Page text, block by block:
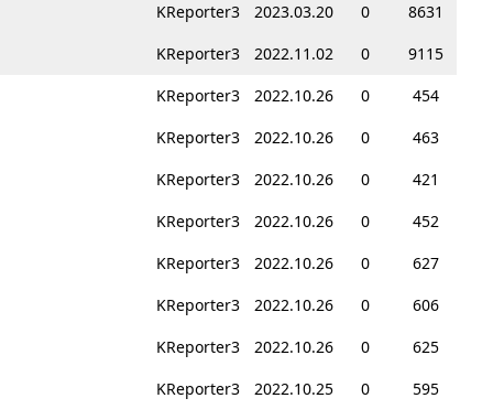
KReporter3 2023.03.20 0
8631
KReporter3
2022.11.02 0
9115
KReporter3
2022.10.26 0
454
KReporter3
2022.10.26 0
463
KReporter3
2022.10.26 0
421
KReporter3
2022.10.26 0
452
KReporter3
2022.10.26 0
627
KReporter3
2022.10.26 0
606
KReporter3
2022.10.26 0
625
KReporter3
2022.10.25 0
595